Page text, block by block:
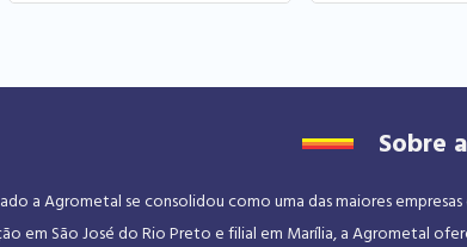
Sobre
a Agrometal se consolidou como uma das maiores
em São José do Rio Preto e filial em Marília, a Agrometal